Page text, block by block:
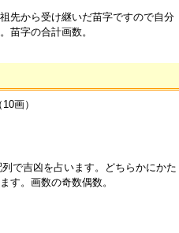
先から受け継いだ苗字ですので自分
苗字の合計画数。
画）
で吉凶を占います。どちらかにかた
す。画数の奇数偶数。